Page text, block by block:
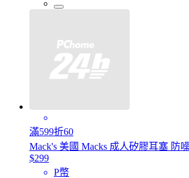
滿599折60
Mack's 美國 Macks 成人矽膠耳塞 防
$299
P幣